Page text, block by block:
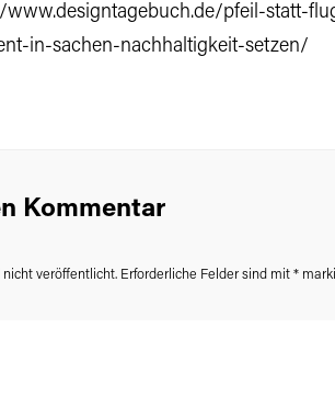
www.designtagebuch.de/pfeil-statt-
in-sachen-nachhaltigkeit-setzen/
Kommentar
veröffentlicht. Erforderliche Felder sind mit*